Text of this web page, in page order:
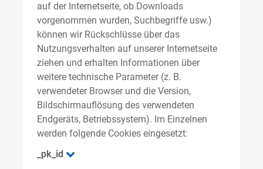
auf der Internetseite, ob Downloads
vorgenommen wurden, Suchbegriffe usw.)
können wir Rückschlüsse über das
Nutzungsverhalten auf unserer Internetseite
ziehen und erhalten Informationen über
weitere technische Parameter (z. B.
verwendeter Browser und die Version,
Bildschirmauflösung des verwendeten
Endgeräts, Betriebssystem). Im Einzelnen
werden folgende Cookies eingesetzt:
_pk_id